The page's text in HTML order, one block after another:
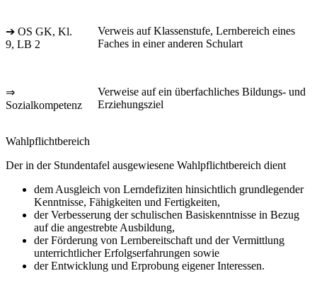
➔ OS GK, Kl.
9, LB 2
Verweis auf Klassenstufe, Lernbereich eines
Faches in einer anderen Schulart
⇒
Sozialkompetenz
Verweise auf ein überfachliches Bildungs- und
Erziehungsziel
Wahlpflichtbereich
Der in der Stundentafel ausgewiesene Wahlpflichtbereich dient
dem Ausgleich von Lerndefiziten hinsichtlich grundlegender
Kenntnisse, Fähigkeiten und Fertigkeiten,
der Verbesserung der schulischen Basiskenntnisse in Bezug
auf die angestrebte Ausbildung,
der Förderung von Lernbereitschaft und der Vermittlung
unterrichtlicher Erfolgserfahrungen sowie
der Entwicklung und Erprobung eigener Interessen.